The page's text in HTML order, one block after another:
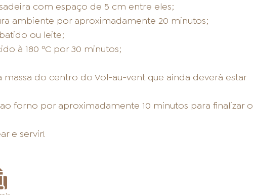
com espaço de 5 cm entre eles;
ambiente por aproximadamente 20 minutos;
ou leite;
à 180 ºC por 30 minutos;
do centro do Vol-au-vent que ainda deverá estar
forno por aproximadamente 10 minutos para finalizar o
e servir!